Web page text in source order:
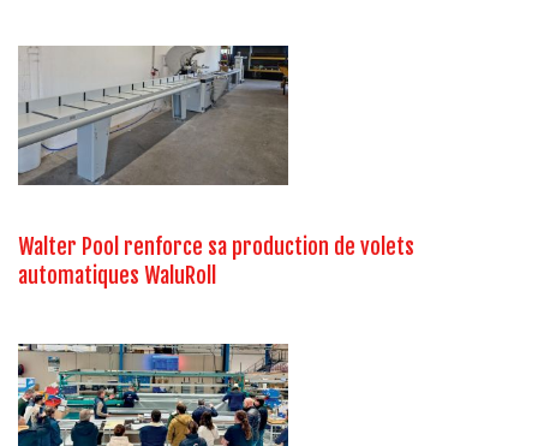
Walter Pool renforce sa production de volets
automatiques WaluRoll